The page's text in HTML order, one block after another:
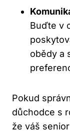
Buďte v
obědy a
Pokud
důchodce s
že váš